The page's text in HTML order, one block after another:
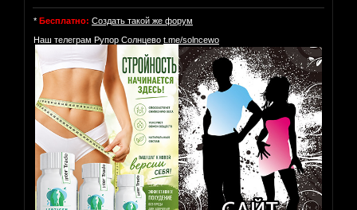
* Бесплатно: Создать такой же форум
Наш телеграм Рупор Солнцево t.me/solncewo